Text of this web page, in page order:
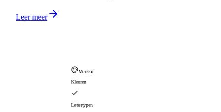
Leer meer
Merkkit
Kleuren
Lettertypen